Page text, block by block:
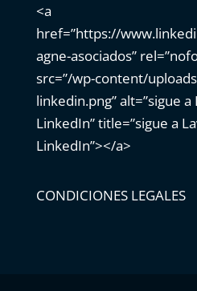
<a
href=”https://
agne-asociados”
src=”/wp-content/
linkedin.png” alt=”sigue
LinkedIn” title=”sigue a
LinkedIn”></a>
CONDICIONES LEGALES